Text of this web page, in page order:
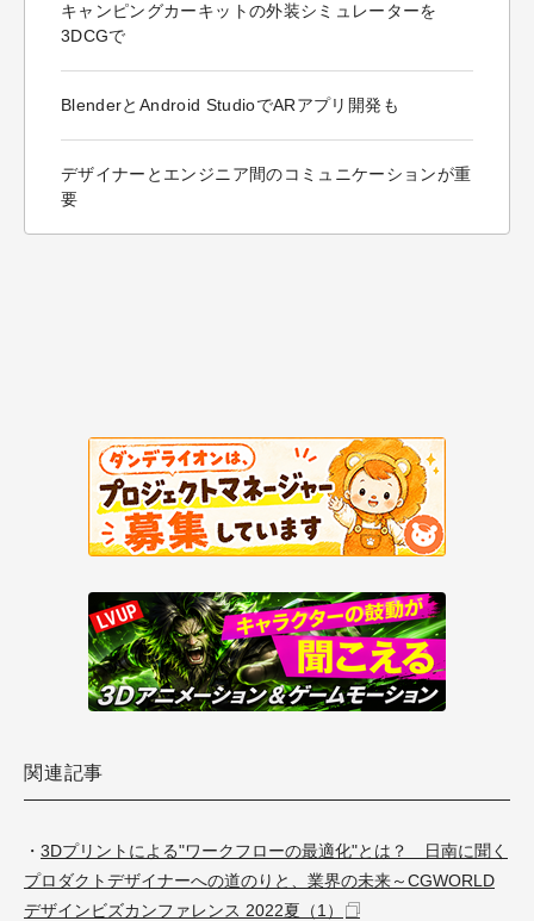
キャンピングカーキットの外装シミュレーターを
3DCGで
BlenderとAndroid StudioでARアプリ開発も
デザイナーとエンジニア間のコミュニケーションが重
要
関連記事
・ 3Dプリントによる"ワークフローの最適化"とは？ 日南に聞く
プロダクトデザイナーへの道のりと、業界の未来～CGWORLD
デザインビズカンファレンス 2022夏（1）